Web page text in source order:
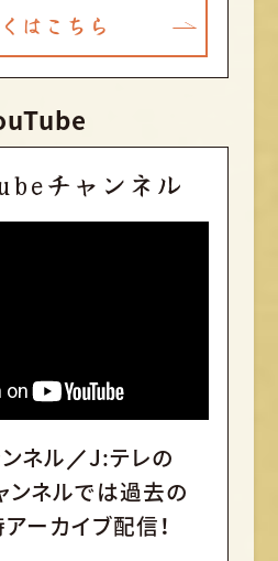
はこちら
チャンネル
ネル／J:テレの
ンネルでは過去の
ーカイブ配信！